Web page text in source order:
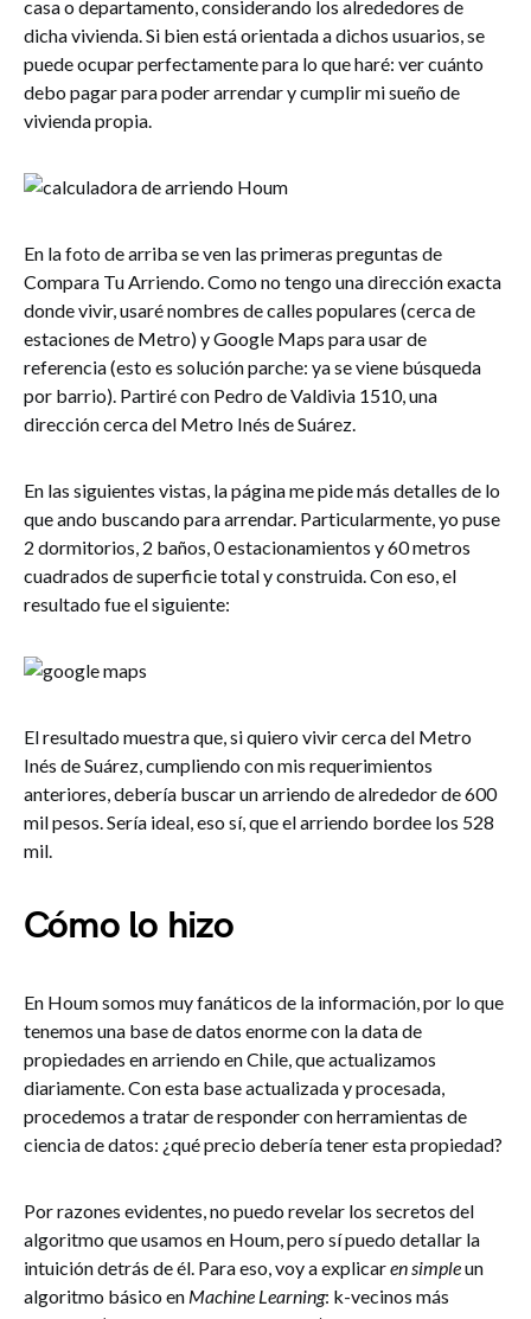
casa o departamento, considerando los alrededores de
dicha vivienda. Si bien está orientada a dichos usuarios, se
puede ocupar perfectamente para lo que haré: ver cuánto
debo pagar para poder arrendar y cumplir mi sueño de
vivienda propia.
En la foto de arriba se ven las primeras preguntas de
Compara Tu Arriendo. Como no tengo una dirección exacta
donde vivir, usaré nombres de calles populares (cerca de
estaciones de Metro) y Google Maps para usar de
referencia (esto es solución parche: ya se viene búsqueda
por barrio). Partiré con Pedro de Valdivia 1510, una
dirección cerca del Metro Inés de Suárez.
En las siguientes vistas, la página me pide más detalles de lo
que ando buscando para arrendar. Particularmente, yo puse
2 dormitorios, 2 baños, 0 estacionamientos y 60 metros
cuadrados de superficie total y construida. Con eso, el
resultado fue el siguiente:
El resultado muestra que, si quiero vivir cerca del Metro
Inés de Suárez, cumpliendo con mis requerimientos
anteriores, debería buscar un arriendo de alrededor de 600
mil pesos. Sería ideal, eso sí, que el arriendo bordee los 528
mil.
Cómo lo hizo
En Houm somos muy fanáticos de la información, por lo que
tenemos una base de datos enorme con la data de
propiedades en arriendo en Chile, que actualizamos
diariamente. Con esta base actualizada y procesada,
procedemos a tratar de responder con herramientas de
ciencia de datos: ¿qué precio debería tener esta propiedad?
Por razones evidentes, no puedo revelar los secretos del
algoritmo que usamos en Houm, pero sí puedo detallar la
intuición detrás de él. Para eso, voy a explicaren simpleun
algoritmo básico en Machine Learning: k-vecinos más